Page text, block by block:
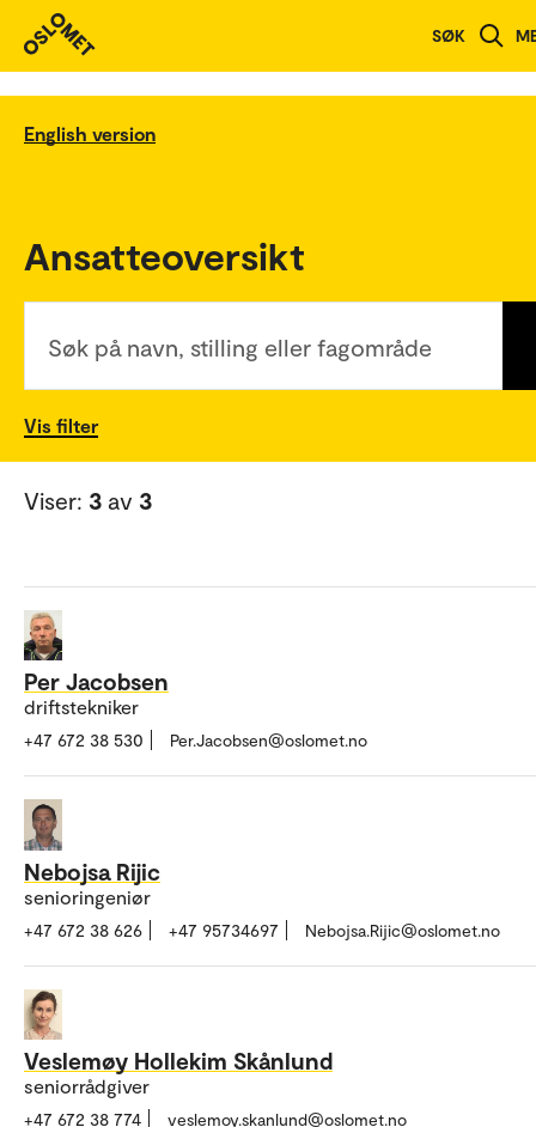
SØK
English version
Ansatteoversikt
Søk på navn, stilling eller fagområde
Vis filter
Viser: 3 av 3
Per Jacobsen
driftstekniker
+47 672 38 530 Per.Jacobsen@oslomet.no
Nebojsa Rijic
senioringeniør
+47 672 38 626 +47 95734697 Nebojsa.Rijic@oslomet.no
Veslemøy Hollekim Skånlund
seniorrådgiver
+47 672 38 774 veslemoy.skanlund@oslomet.no